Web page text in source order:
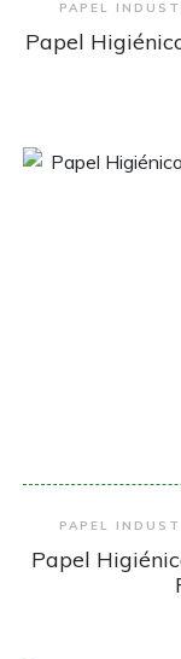
PAPEL
Papel
PAPEL
Papel